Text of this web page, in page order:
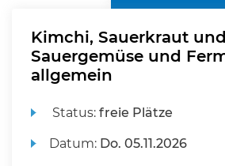
Kimchi, Sauerkraut
Sauergemüse und
allgemein
Status:freie Plätze
Datum: Do. 05.11.2026